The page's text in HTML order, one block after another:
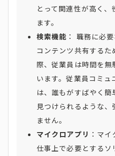
とって関連性が高く
ます。
検索機能 ： 職務に必
コンテンツ共有する
際、従業員は時間を無
います。従業員コミュ
は、誰もがすばやく
見つけられるような
ません。
マイクロアプリ ：マ
仕事上で必要とするソ